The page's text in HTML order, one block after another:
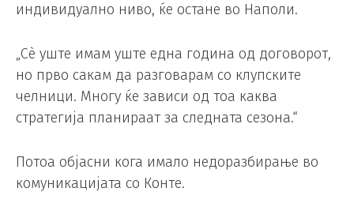
индивидуално ниво, ќе остане во Наполи.
„Сè уште имам уште една година од договорот,
но прво сакам да разговарам со клупските
челници. Многу ќе зависи од тоа каква
стратегија планираат за следната сезона.“
Потоа објасни кога имало недоразбирање во
комуникацијата со Конте.